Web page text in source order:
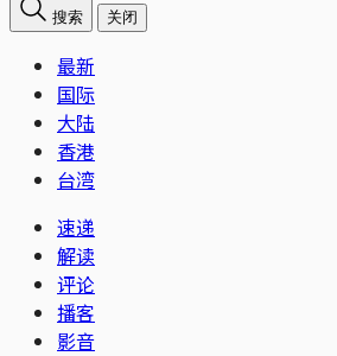
搜索 关闭
最新
国际
大陆
香港
台湾
速递
解读
评论
播客
影音